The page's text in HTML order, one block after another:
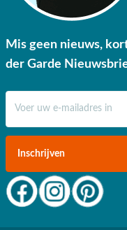
Mis geen nieuws,
der Garde
Inschrijven